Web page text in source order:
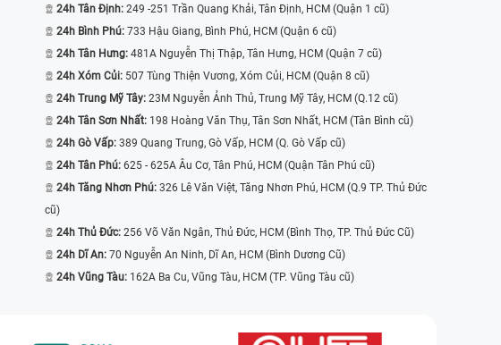
24h Tân Định: 249 -251 Trần Quang Khải, Tân Định, HCM (Quận 1 cũ)
24h Bình Phú: 733 Hậu Giang, Bình Phú, HCM (Quận 6 cũ)
24h Tân Hưng: 481A Nguyễn Thị Thập, Tân Hưng, HCM (Quận 7 cũ)
24h Xóm Củi: 507 Tùng Thiện Vương, Xóm Củi, HCM (Quận 8 cũ)
24h Trung Mỹ Tây: 23M Nguyễn Ảnh Thủ, Trung Mỹ Tây, HCM (Q.12 cũ)
24h Tân Sơn Nhất: 198 Hoàng Văn Thụ, Tân Sơn Nhất, HCM (Tân Bình cũ)
24h Gò Vấp: 389 Quang Trung, Gò Vấp, HCM (Q. Gò Vấp cũ)
24h Tân Phú: 625 - 625A Âu Cơ, Tân Phú, HCM (Quận Tân Phú cũ)
24h Tăng Nhơn Phú: 326 Lê Văn Việt, Tăng Nhơn Phú, HCM (Q.9 TP. Thủ Đức
cũ)
24h Thủ Đức: 256 Võ Văn Ngân, Thủ Đức, HCM (Bình Thọ, TP. Thủ Đức Cũ)
24h Dĩ An: 70 Nguyễn An Ninh, Dĩ An, HCM (Bình Dương Cũ)
24h Vũng Tàu: 162A Ba Cu, Vũng Tàu, HCM (TP. Vũng Tàu cũ)